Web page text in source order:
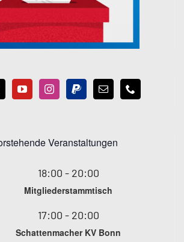
Veranstaltungen
18:00 - 20:00
Mitgliederstammtisch
17:00 - 20:00
Schattenmacher KV Bonn